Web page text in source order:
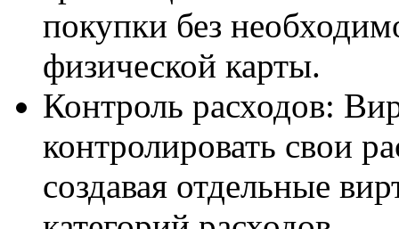
покупки без
физической карты.
Контроль расходов:
контролировать свои
создавая отдельные